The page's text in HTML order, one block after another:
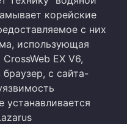
корейские
с них
использующая
EX V6,
с сайта-
устанавливается